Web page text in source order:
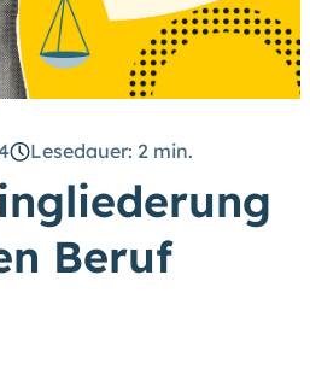
Suche schließen
Möglichkeit, den
einzustellen.
beiKontrastauf
bessere Lesbarkeit
bei
das Feld groß
Videos sind mit
Lesedauer: 2 min.
Beruf